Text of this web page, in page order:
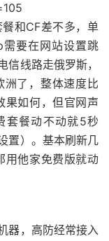
和CF差不多，单
要在网站设置跳
线路走俄罗斯，
了，整体速度比
果如何，但官网声
套餐动不动就5秒
置）。基本刷新几
用他家免费版就动
器，高防经常接入